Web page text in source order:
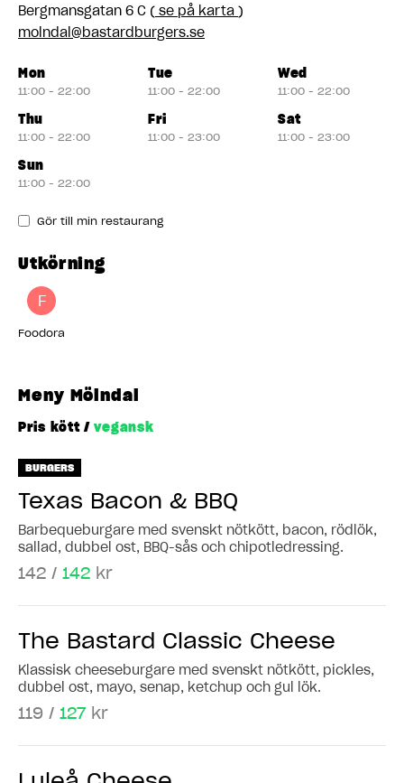
Bergmansgatan 6 C ( se på karta )
molndal@bastardburgers.se
Mon
11:00 - 22:00
Tue
11:00 - 22:00
Wed
11:00 - 22:00
Thu
11:00 - 22:00
Fri
11:00 - 23:00
Sat
11:00 - 23:00
Sun
11:00 - 22:00
Gör till min restaurang
Utkörning
F
Foodora
Meny Mölndal
Pris kött /vegansk
BURGERS
Texas Bacon & BBQ
Barbequeburgare med svenskt nötkött, bacon, rödlök,
sallad, dubbel ost, BBQ-sås och chipotledressing.
142 / 142 kr
The Bastard Classic Cheese
Klassisk cheeseburgare med svenskt nötkött, pickles,
dubbel ost, mayo, senap, ketchup och gul lök.
119 / 127 kr